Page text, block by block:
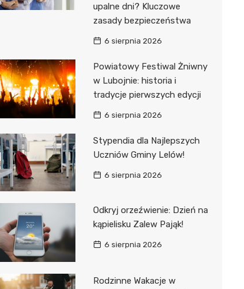
upalne dni? Kluczowe
zasady bezpieczeństwa
6 sierpnia 2026
Powiatowy Festiwal Żniwny
w Lubojnie: historia i
tradycje pierwszych edycji
6 sierpnia 2026
Stypendia dla Najlepszych
Uczniów Gminy Lelów!
6 sierpnia 2026
Odkryj orzeźwienie: Dzień na
kąpielisku Zalew Pająk!
6 sierpnia 2026
Rodzinne Wakacje w